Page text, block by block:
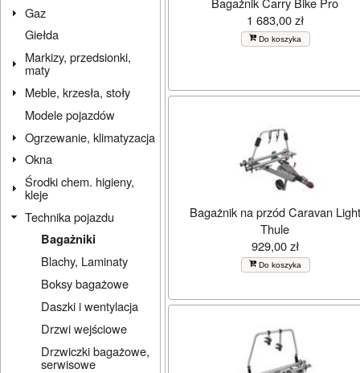
Gaz
Giełda
Markizy, przedsionki,
maty
Meble, krzesła, stoły
Modele pojazdów
Ogrzewanie, klimatyzacja
Okna
Środki chem. higieny,
kleje
Technika pojazdu
Bagażniki
Blachy, Laminaty
Boksy bagażowe
Daszki i wentylacja
Drzwi wejściowe
Drzwiczki bagażowe,
serwisowe
1 683,00 zł
Do koszyka
Bagażnik na przód Caravan Light
Thule
929,00 zł
Do koszyka